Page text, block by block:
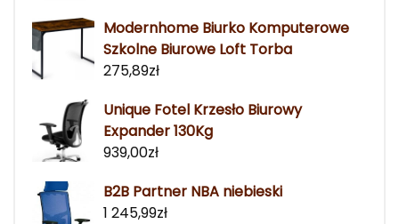
Modernhome Biurko Komputerowe
Szkolne Biurowe Loft Torba
275,89zł
Unique Fotel Krzesło Biurowy
Expander 130Kg
939,00zł
B2B Partner NBA niebieski
1 245,99zł